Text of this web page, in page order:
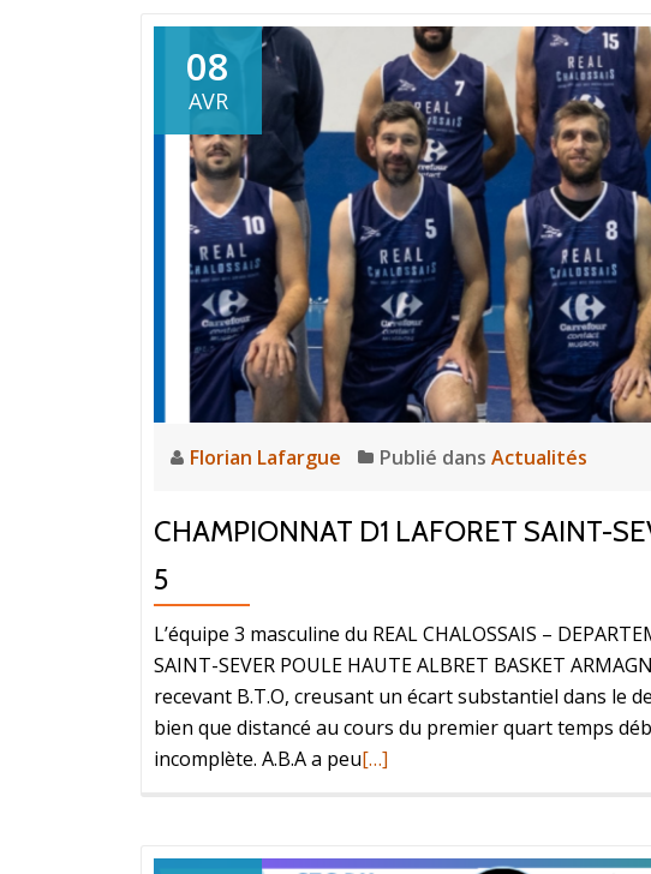
08
AVR
Florian Lafargue Publié dans Actualités
CHAMPIONNAT D1 LAFORET SAINT-
5
L’équipe 3 masculine du REAL CHALOSSAIS –
SAINT-SEVER POULE HAUTE ALBRET BASKET
recevant B.T.O, creusant un écart substantiel dans le
bien que distancé au cours du premier quart temps
incomplète. A.B.A a peu[…]